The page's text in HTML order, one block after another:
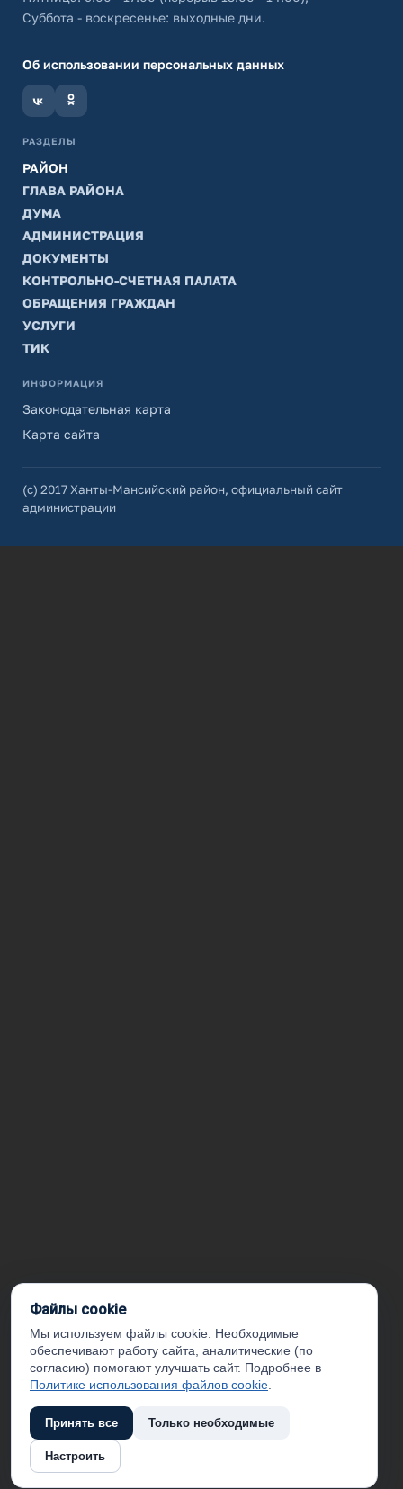
Суббота - воскресенье: выходные дни.
Об использовании персональных данных
РАЗДЕЛЫ
РАЙОН
ГЛАВА РАЙОНА
ДУМА
АДМИНИСТРАЦИЯ
ДОКУМЕНТЫ
КОНТРОЛЬНО-СЧЕТНАЯ ПАЛАТА
ОБРАЩЕНИЯ ГРАЖДАН
УСЛУГИ
ТИК
ИНФОРМАЦИЯ
Законодательная карта
Карта сайта
(с) 2017 Ханты-Мансийский район, официальный сайт
администрации
Файлы cookie
Мы используем файлы cookie. Необходимые
обеспечивают работу сайта, аналитические (по
согласию) помогают улучшать сайт. Подробнее в
Политике использования файлов cookie
Принять все Только необходимые
Настроить